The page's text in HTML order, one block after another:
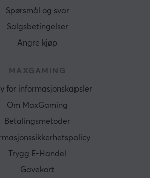
Spørsmål og svar
Salgsbetingelser
Angre kjøp
MAXGAMING
for informasjonskapsler
Om MaxGaming
Betalingsmetoder
Trygg E-Handel
Gavekort